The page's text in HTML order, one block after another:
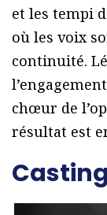
et les tempi
où les voix
continuité.
chœur de
résultat est